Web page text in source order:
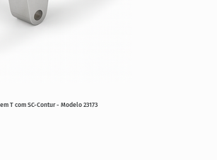
T com SC-Contur - Modelo 23173